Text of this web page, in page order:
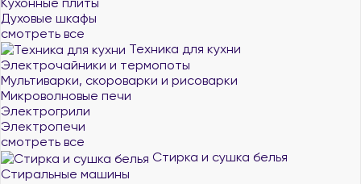
Духовые шкафы
смотреть все
Техника для кухни
Электрочайники и термопоты
Мультиварки, скороварки и рисоварки
Микроволновые печи
Электрогрили
Электропечи
смотреть все
Стирка и сушка белья
Стиральные машины